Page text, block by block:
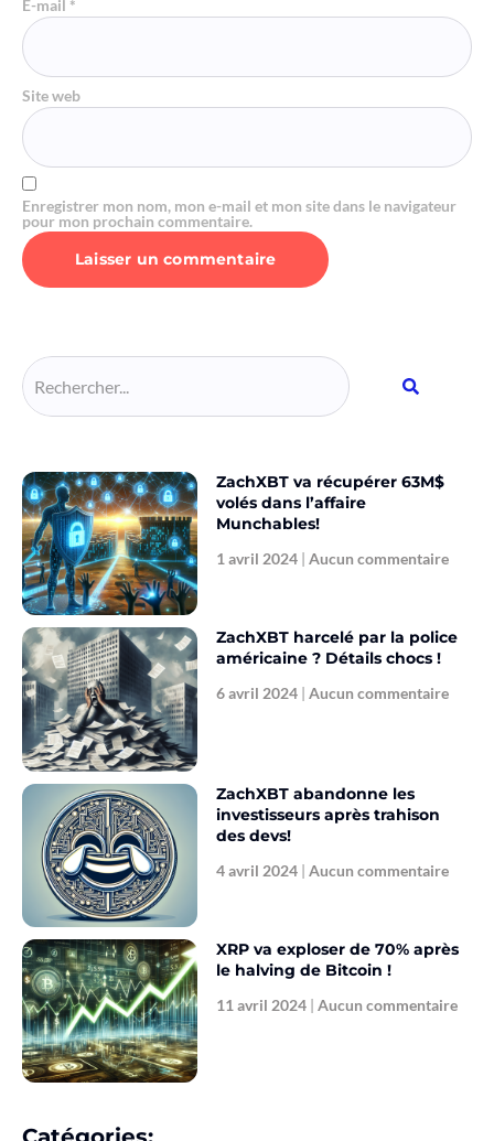
E-mail *
Site web
Enregistrer mon nom, mon e-mail et mon site dans le navigateur
pour mon prochain commentaire.
ZachXBT va récupérer 63M$
volés dans l’affaire
Munchables!
1 avril 2024 Aucun commentaire
ZachXBT harcelé par la police
américaine ? Détails chocs !
6 avril 2024 Aucun commentaire
ZachXBT abandonne les
investisseurs après trahison
des devs!
4 avril 2024 Aucun commentaire
XRP va exploser de 70% après
le halving de Bitcoin !
11 avril 2024 Aucun commentaire